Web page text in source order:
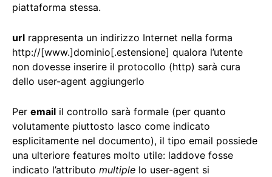
piattaforma stessa.
url rappresenta un indirizzo Internet nella forma
http://[www.]dominio[.estensione] qualora l’utente
non dovesse inserire il protocollo (http) sarà cura
dello user-agent aggiungerlo
Per email il controllo sarà formale (per quanto
volutamente piuttosto lasco come indicato
esplicitamente nel documento), il tipo email possiede
una ulteriore features molto utile: laddove fosse
indicato l’attributo multiple lo user-agent si